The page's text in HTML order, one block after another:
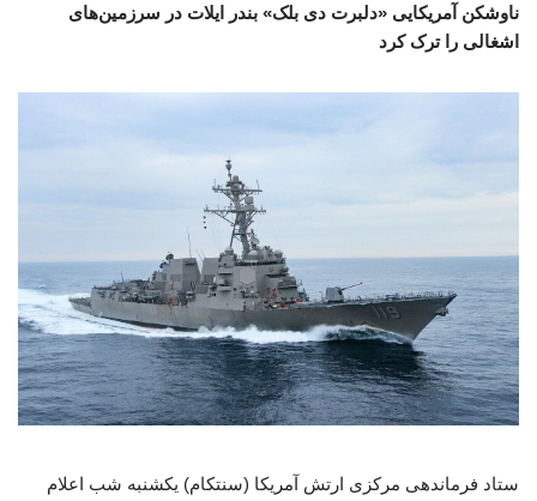
ناوشکن آمریکایی «دلبرت دی بلک» بندر ایلات در سرزمین‌های
اشغالی را ترک کرد
ستاد فرماندهی مرکزی ارتش آمریکا (سنتکام) یکشنبه شب اعلام